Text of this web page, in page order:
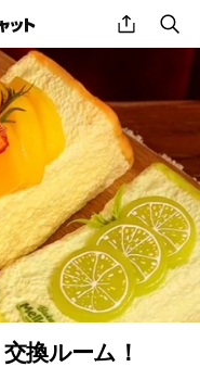
share
換ルーム！